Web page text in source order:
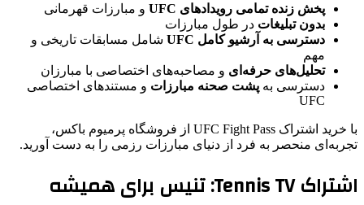
پخش زنده تمامی رویدادهای UFC
و مبارزات قهرمانی
بدون تبلیغات در طول مبارزات
دسترسی به آرشیو کامل UFC
شامل مسابقات تاریخی و
مهم
تحلیل‌های حرفه‌ای و مصاحبه‌های اختصاصی با مبارزان
دسترسی به پشت صحنه مبارزات و مستندهای اختصاصی
UFC
با خرید اشتراک UFC Fight Pass از فروشگاه پرمیوم باکس،
تجربه‌ای منحصر به فرد از دنیای مبارزات رزمی را به دست آورید.
اشتراک Tennis TV: تنیس برای همیشه